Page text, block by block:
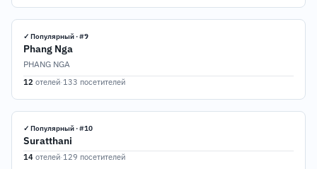
✓ Популярный · #9
Phang Nga
PHANG NGA
12 отелей·133 посетителей
✓ Популярный · #10
Suratthani
14 отелей·129 посетителей